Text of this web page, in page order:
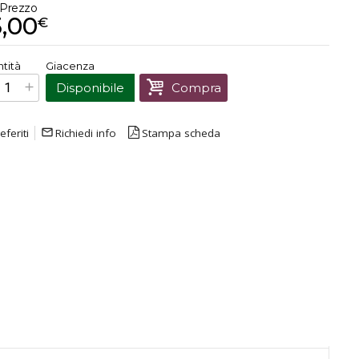
Prezzo
€
Prezzo finale:€23,00
Giacenza
Disponibile Compra
mail_outline Richiedi info Stampa scheda